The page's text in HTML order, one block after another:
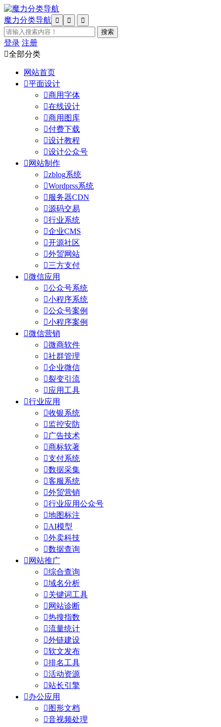
魔力分类导航   
登录 注册
全部分类
网站首页
平面设计
商用字体
在线设计
商用图库
付费下载
设计教程
设计公众号
 网站制作
zblog系统
Wordprss系统
 服务器CDN
源码交易
行业系统
企业CMS
开源社区
外贸网站
三方支付
微信应用
公众号系统
小程序系统
公众号案例
小程序案例
微信营销
微商软件
社群管理
企业微信
裂变引流
应用工具
行业应用
收银系统
监控安防
 广告技术
商标软著
支付系统
数据采集
客服系统
外贸营销
行业应用公众号
地图标注
AI模型
外卖科技
数据查询
 网站推广
综合查询
域名分析
关键词工具
 网站诊断
热搜指数
流量统计
外链建设
软文发布
排名工具
活动资源
站长引擎
办公应用
 图形文档
音视频处理